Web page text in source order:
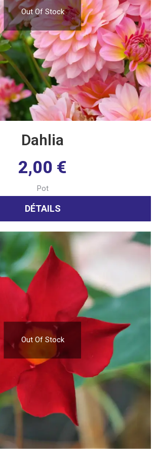
Out Of Stock
Dahlia
2,00 €
Pot
DÉTAILS
Out Of Stock